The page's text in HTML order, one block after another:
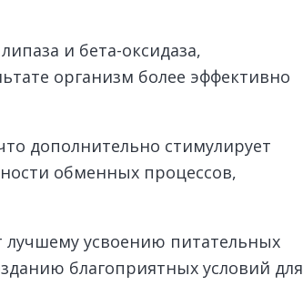
и бета-оксидаза,
организм более эффективно
дополнительно стимулирует
обменных процессов,
лучшему усвоению питательных
благоприятных условий для